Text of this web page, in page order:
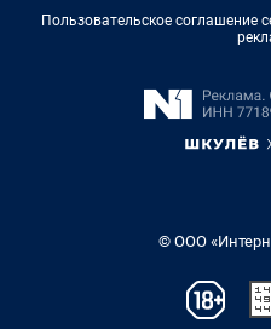
Пользовательское соглашение
© ООО